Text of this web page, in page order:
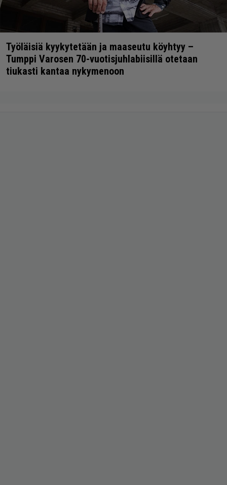
Työläisiä kyykytetään ja maaseutu köyhtyy –
Tumppi Varosen 70-vuotisjuhlabiisillä otetaan
tiukasti kantaa nykymenoon